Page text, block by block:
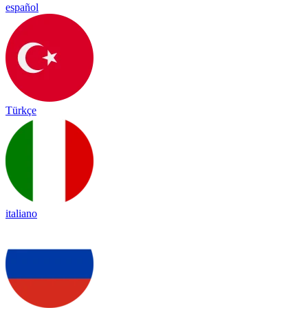
español
Türkçe
italiano